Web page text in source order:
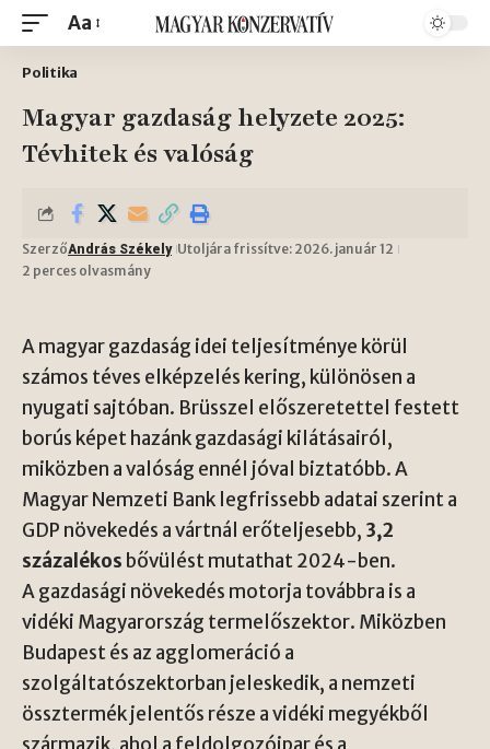
Aa
Politika
Magyar gazdaság helyzete 2025:
Tévhitek és valóság
SzerzőAndrás Székely Utoljára frissítve: 2026. január 12
2 perces olvasmány
A magyar gazdaság idei teljesítménye körül
számos téves elképzelés kering, különösen a
nyugati sajtóban. Brüsszel előszeretettel festett
borús képet hazánk gazdasági kilátásairól,
miközben a valóság ennél jóval biztatóbb. A
Magyar Nemzeti Bank legfrissebb adatai szerint a
GDP növekedés a vártnál erőteljesebb, 3,2
százalékos bővülést mutathat 2024-ben.
A gazdasági növekedés motorja továbbra is a
vidéki Magyarország termelőszektor. Miközben
Budapest és az agglomeráció a
szolgáltatószektorban jeleskedik, a nemzeti
össztermék jelentős része a vidéki megyékből